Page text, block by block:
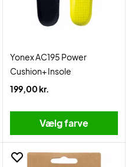
Yonex AC195 Power
Cushion+ Insole
199,00 kr.
Vælg farve